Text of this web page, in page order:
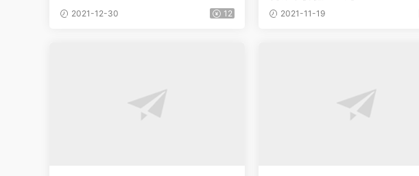
2021-12-30 12 2021-11-19